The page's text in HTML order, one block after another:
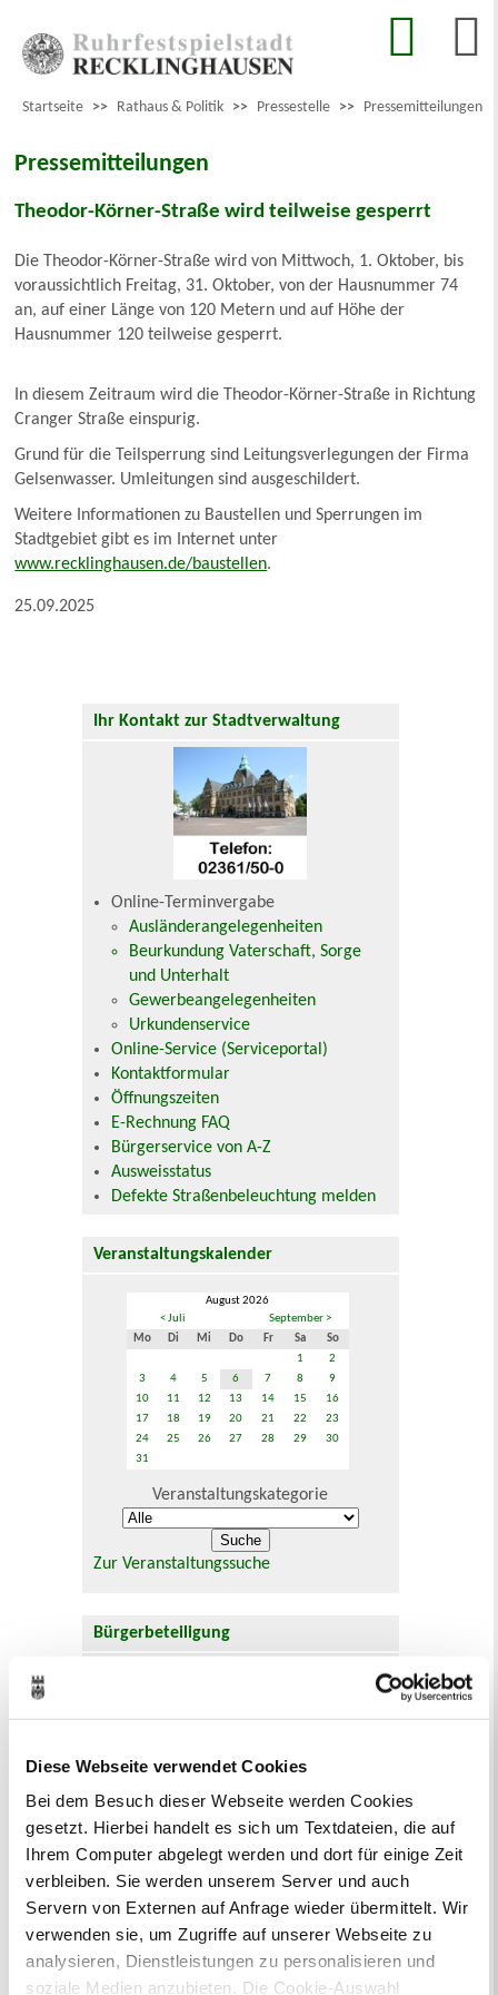
Diese Webseite verwendet Cookies
Bei dem Besuch dieser Webseite werden Cookies
gesetzt. Hierbei handelt es sich um Textdateien, die auf
Ihrem Computer abgelegt werden und dort für einige Zeit
verbleiben. Sie werden unserem Server und auch
Servern von Externen auf Anfrage wieder übermittelt. Wir
verwenden sie, um Zugriffe auf unserer Webseite zu
analysieren, Dienstleistungen zu personalisieren und
soziale Medien anzubieten. Die Cookie-Auswahl
Startseite >> Rathaus & Politik >> Pressestelle >> Pressemitteilungen
Pressemitteilungen
Theodor-Körner-Straße wird teilweise gesperrt
Die Theodor-Körner-Straße wird von Mittwoch, 1. Oktober, bis
voraussichtlich Freitag, 31. Oktober, von der Hausnummer 74
an, auf einer Länge von 120 Metern und auf Höhe der
Hausnummer 120 teilweise gesperrt.
In diesem Zeitraum wird die Theodor-Körner-Straße in Richtung
Cranger Straße einspurig.
Grund für die Teilsperrung sind Leitungsverlegungen der Firma
Gelsenwasser. Umleitungen sind ausgeschildert.
Weitere Informationen zu Baustellen und Sperrungen im
Stadtgebiet gibt es im Internet unter
www.recklinghausen.de/baustellen.
25.09.2025
Ihr Kontakt zur Stadtverwaltung
Online-Terminvergabe
Ausländerangelegenheiten
Beurkundung Vaterschaft, Sorge
und Unterhalt
Gewerbeangelegenheiten
Urkundenservice
Online-Service (Serviceportal)
Kontaktformular
Öffnungszeiten
E-Rechnung FAQ
Bürgerservice von A-Z
Ausweisstatus
Defekte Straßenbeleuchtung melden
Veranstaltungskalender
August 2026
< Juli
September >
Mo
Di Mi Do Fr Sa
So
1
2
3
4 5 6 7 8
9
10
11 12 13 14 15
16
17
18 19 20 21 22
23
24
25 26 27 28 29
30
31
Veranstaltungskategorie
Zur Veranstaltungssuche
Bürgerbeteiligung
es Möglichkeiten, sich an
Bebauungsplänen und Änderungen zum
Flächennutzungsplan zu beteiligen.
Aktuelle Bürgerbeteiligungen zu
Bebauungsplänen finden Sie hier.
Aktuelle Bürgerbeteiligungen zu
Flächennutzungsplan-Änderungen finden
Sie hier.